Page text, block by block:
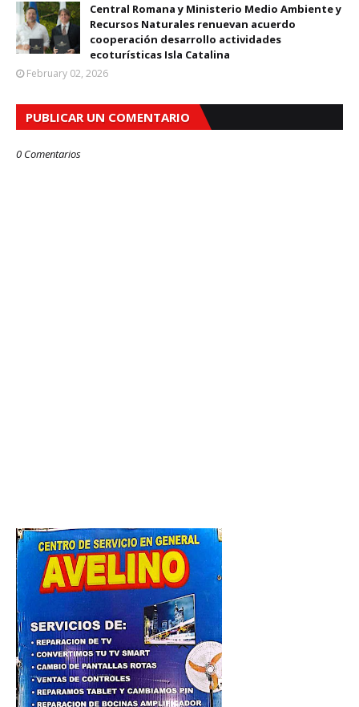
Central Romana y Ministerio Medio Ambiente y
Recursos Naturales renuevan acuerdo
cooperación desarrollo actividades
ecoturísticas Isla Catalina
February 02, 2026
PUBLICAR UN COMENTARIO
0 Comentarios